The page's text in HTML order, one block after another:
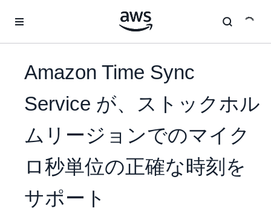
Amazon Time Sync
Service が、ストックホル
ムリージョンでのマイク
ロ秒単位の正確な時刻を
サポート